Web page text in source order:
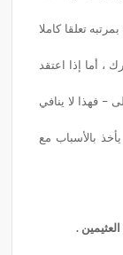
تعلقا كاملا
، أما إذا اعتقد
– فهذا لا ينافي
بالأسباب مع
.